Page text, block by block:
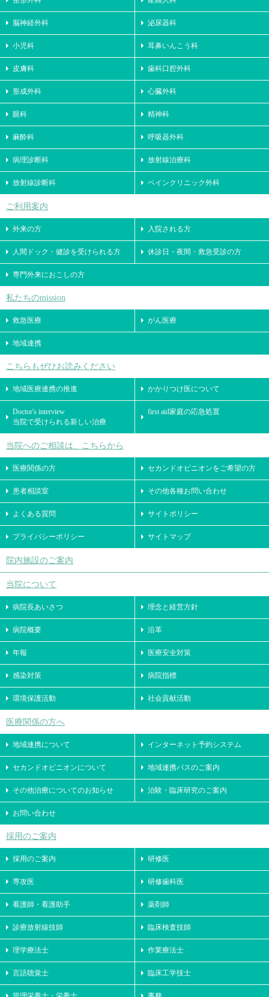
脳神経外科 泌尿器科
小児科 耳鼻いんこう科
皮膚科 歯科口腔外科
形成外科 心臓外科
眼科 精神科
麻酔科 呼吸器外科
病理診断科 放射線治療科
放射線診断科 ペインクリニック外科
ご利用案内
外来の方 入院される方
人間ドック・健診を受けられる方 休診日・夜間・救急受診の方
専門外来におこしの方
私たちのmission
救急医療 がん医療
地域連携
こちらもぜひお読みください
地域医療連携の推進 かかりつけ医について
Doctor's interview
当院で受けられる新しい治療
first aid家庭の応急処置
当院へのご相談は、こちらから
医療関係の方 セカンドオピニオンをご希望の方
患者相談室 その他各種お問い合わせ
よくある質問 サイトポリシー
プライバシーポリシー サイトマップ
院内施設のご案内
当院について
病院長あいさつ 理念と経営方針
病院概要 沿革
年報 医療安全対策
感染対策 病院指標
環境保護活動 社会貢献活動
医療関係の方へ
地域連携について インターネット予約システム
セカンドオピニオンについて 地域連携パスのご案内
その他治療についてのお知らせ 治験・臨床研究のご案内
お問い合わせ
採用のご案内
採用のご案内 研修医
専攻医 研修歯科医
看護師・看護助手 薬剤師
診療放射線技師 臨床検査技師
理学療法士 作業療法士
言語聴覚士 臨床工学技士